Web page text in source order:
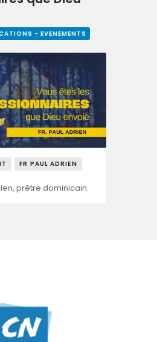
- EVENEMENTS
FR PAUL ADRIEN
prêtre dominicain.